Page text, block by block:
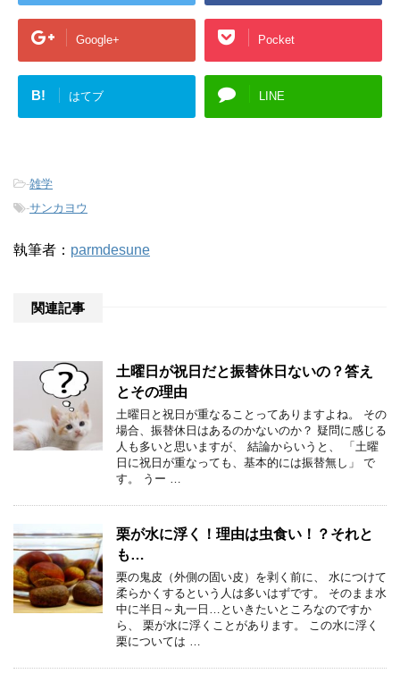
Google+ Pocket
B! はてブ LINE
-雑学
-サンカヨウ
執筆者： parmdesune
関連記事
土曜日が祝日だと振替休日ないの？答え
とその理由
土曜日と祝日が重なることってありますよね。 その
場合、振替休日はあるのかないのか？ 疑問に感じる
人も多いと思いますが、 結論からいうと、 「土曜
日に祝日が重なっても、基本的には振替無し」 で
す。 うー …
栗が水に浮く！理由は虫食い！？それと
も…
栗の鬼皮（外側の固い皮）を剥く前に、 水につけて
柔らかくするという人は多いはずです。 そのまま水
中に半日～丸一日…といきたいところなのですか
ら、 栗が水に浮くことがあります。 この水に浮く
栗については …